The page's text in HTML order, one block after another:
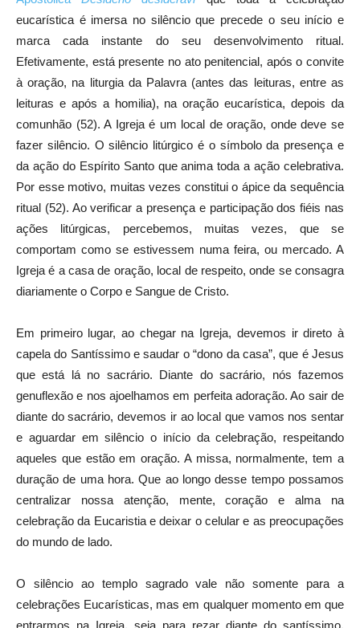
eucarística é imersa no silêncio que precede o seu início e
marca cada instante do seu desenvolvimento ritual.
Efetivamente, está presente no ato penitencial, após o convite
à oração, na liturgia da Palavra (antes das leituras, entre as
leituras e após a homilia), na oração eucarística, depois da
comunhão (52). A Igreja é um local de oração, onde deve se
fazer silêncio. O silêncio litúrgico é o símbolo da presença e
da ação do Espírito Santo que anima toda a ação celebrativa.
Por esse motivo, muitas vezes constitui o ápice da sequência
ritual (52). Ao verificar a presença e participação dos fiéis nas
ações litúrgicas, percebemos, muitas vezes, que se
comportam como se estivessem numa feira, ou mercado. A
Igreja é a casa de oração, local de respeito, onde se consagra
diariamente o Corpo e Sangue de Cristo.
Em primeiro lugar, ao chegar na Igreja, devemos ir direto à
capela do Santíssimo e saudar o “dono da casa”, que é Jesus
que está lá no sacrário. Diante do sacrário, nós fazemos
genuflexão e nos ajoelhamos em perfeita adoração. Ao sair de
diante do sacrário, devemos ir ao local que vamos nos sentar
e aguardar em silêncio o início da celebração, respeitando
aqueles que estão em oração. A missa, normalmente, tem a
duração de uma hora. Que ao longo desse tempo possamos
centralizar nossa atenção, mente, coração e alma na
celebração da Eucaristia e deixar o celular e as preocupações
do mundo de lado.
O silêncio ao templo sagrado vale não somente para a
celebrações Eucarísticas, mas em qualquer momento em que
entrarmos na Igreja, seja para rezar diante do santíssimo,